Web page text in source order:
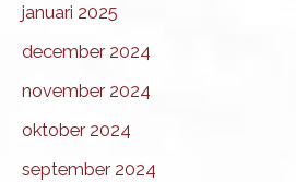
januari 2025
december 2024
november 2024
oktober 2024
september 2024